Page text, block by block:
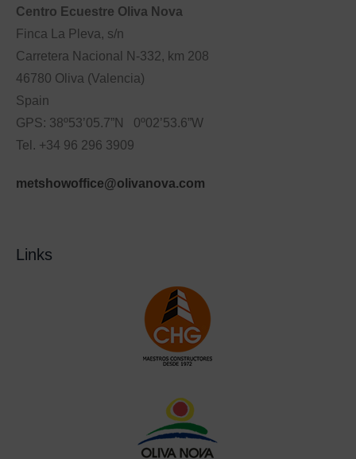
Centro Ecuestre Oliva Nova
Finca La Pleva, s/n
Carretera Nacional N-332, km 208
46780 Oliva (Valencia)
Spain
GPS: 38º53’05.7”N 0º02’53.6”W
Tel. +34 96 296 3909
metshowoffice@olivanova.com
Links